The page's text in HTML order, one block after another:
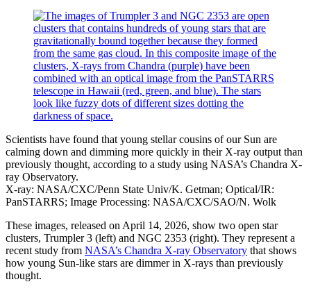
Scientists have found that young stellar cousins of our Sun are
calming down and dimming more quickly in their X-ray output than
previously thought, according to a study using NASA’s Chandra X-
ray Observatory.
X-ray: NASA/CXC/Penn State Univ/K. Getman; Optical/IR:
PanSTARRS; Image Processing: NASA/CXC/SAO/N. Wolk
These images, released on April 14, 2026, show two open star
clusters, Trumpler 3 (left) and NGC 2353 (right). They represent a
recent study from NASA’s Chandra X-ray Observatory that shows
how young Sun-like stars are dimmer in X-rays than previously
thought.